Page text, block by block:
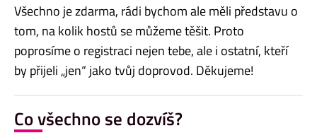
Všechno je zdarma, rádi bychom ale měli představu o
tom, na kolik hostů se můžeme těšit. Proto
poprosíme o registraci nejen tebe, ale i ostatní, kteří
by přijeli „jen“ jako tvůj doprovod. Děkujeme!
Co všechno se dozvíš?